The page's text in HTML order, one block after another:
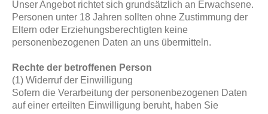
Unser Angebot richtet sich grundsätzlich an Erwachsene.
Personen unter 18 Jahren sollten ohne Zustimmung der
Eltern oder Erziehungsberechtigten keine
personenbezogenen Daten an uns übermitteln.
Rechte der betroffenen Person
(1) Widerruf der Einwilligung
Sofern die Verarbeitung der personenbezogenen Daten
auf einer erteilten Einwilligung beruht, haben Sie